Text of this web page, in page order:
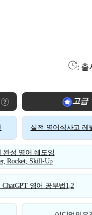
: 출
고급
실전 영어식사고 레
완성 영어 쉐도잉
Rocket, Skill-Up
영어 공부법1,2